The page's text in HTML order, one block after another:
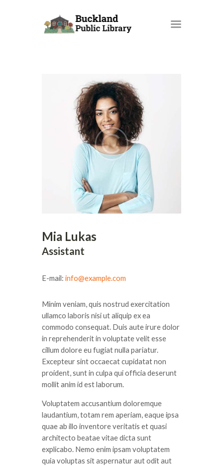
BUCKLAND PUBLIC LIBRARY
BOOKS AND MORE
OUR SERVICES
PROGRAMS AND EVENTS
SUPPORT OUR LIBRARY
BPL BLOG
HOW DO I…
Mia Lukas
Assistant
E-mail: info@example.com
Minim veniam, quis nostrud exercitation
ullamco laboris nisi ut aliquip ex ea
commodo consequat. Duis aute irure dolor
in reprehenderit in voluptate velit esse
cillum dolore eu fugiat nulla pariatur.
Excepteur sint occaecat cupidatat non
proident, sunt in culpa qui officia deserunt
mollit anim id est laborum.
Voluptatem accusantium doloremque
laudantium, totam rem aperiam, eaque ipsa
quae ab illo inventore veritatis et quasi
architecto beatae vitae dicta sunt
explicabo. Nemo enim ipsam voluptatem
quia voluptas sit aspernatur aut odit aut